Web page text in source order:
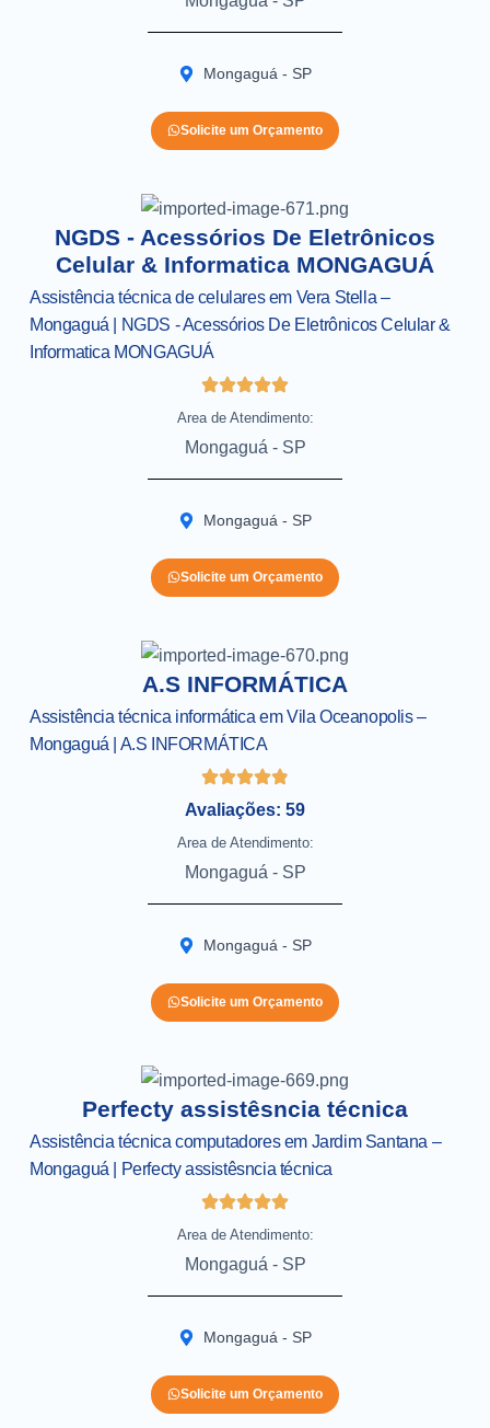
Mongaguá - SP
Solicite um Orçamento
NGDS - Acessórios De Eletrônicos
Celular & Informatica MONGAGUÁ
Assistência técnica de celulares em Vera Stella –
Mongaguá | NGDS - Acessórios De Eletrônicos Celular &
Informatica MONGAGUÁ
Area de Atendimento:
Mongaguá - SP
Mongaguá - SP
Solicite um Orçamento
A.S INFORMÁTICA
Assistência técnica informática em Vila Oceanopolis –
Mongaguá | A.S INFORMÁTICA
Avaliações: 59
Area de Atendimento:
Mongaguá - SP
Mongaguá - SP
Solicite um Orçamento
Perfecty assistêsncia técnica
Assistência técnica computadores em Jardim Santana –
Mongaguá | Perfecty assistêsncia técnica
Area de Atendimento:
Mongaguá - SP
Mongaguá - SP
Solicite um Orçamento